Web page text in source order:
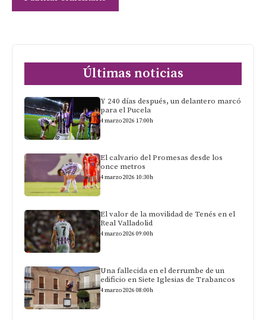
Últimas noticias
Y 240 días después, un delantero marcó
para el Pucela
4 marzo 2026 17:00h
El calvario del Promesas desde los
once metros
4 marzo 2026 10:30h
El valor de la movilidad de Tenés en el
Real Valladolid
4 marzo 2026 09:00h
Una fallecida en el derrumbe de un
edificio en Siete Iglesias de Trabancos
4 marzo 2026 08:00h